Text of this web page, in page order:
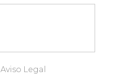
Aviso Legal